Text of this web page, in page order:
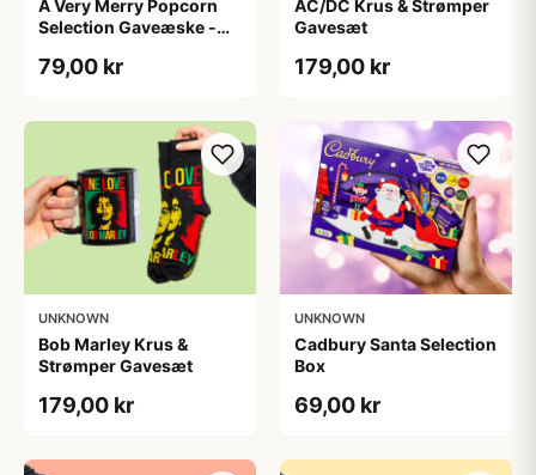
A Very Merry Popcorn
Selection Gaveæske -
79,00 kr
AC/DC Krus & Strømper
Gavesæt
179,00 kr
UNKNOWN
Bob Marley Krus &
Strømper Gavesæt
179,00 kr
UNKNOWN
Cadbury Santa Selection
Box
69,00 kr